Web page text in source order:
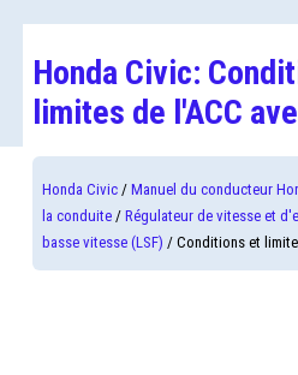
Honda Civic:
limites de l'ACC
Honda Civic /Manuel du conducteur
la conduite /Régulateur de vitesse et
basse vitesse (LSF) / Conditions et